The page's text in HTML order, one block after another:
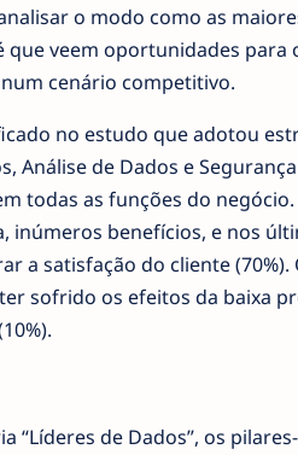
o modo como as
veem oportunidades para
cenário competitivo.
no estudo que adotou
Análise de Dados e
todas as funções do
inúmeros benefícios, e nos
a satisfação do cliente (70%).
sofrido os efeitos da baixa
de Dados”, os